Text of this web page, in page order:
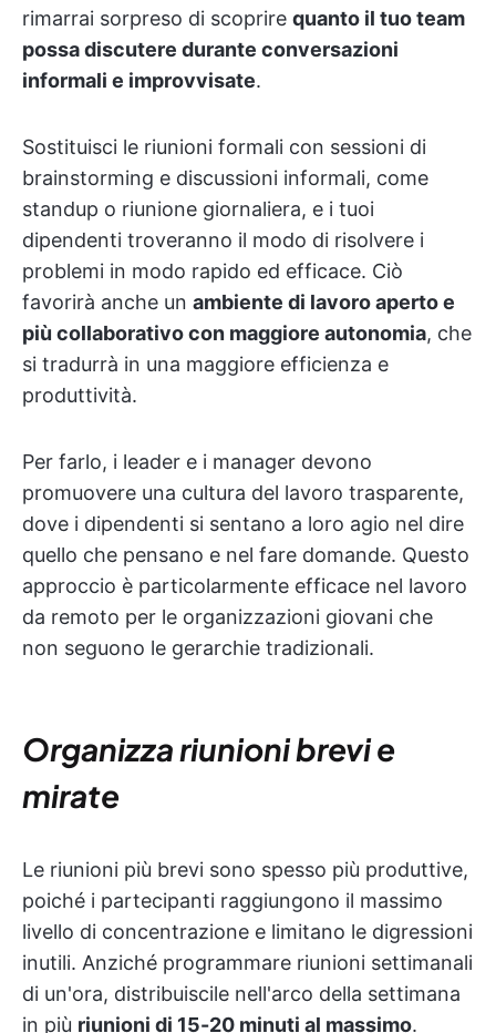
rimarrai sorpreso di scoprire quanto il tuo team
possa discutere durante conversazioni
informali e improvvisate.
Sostituisci le riunioni formali con sessioni di
brainstorming e discussioni informali, come
standup o riunione giornaliera, e i tuoi
dipendenti troveranno il modo di risolvere i
problemi in modo rapido ed efficace. Ciò
favorirà anche un ambiente di lavoro aperto e
più collaborativo con maggiore autonomia, che
si tradurrà in una maggiore efficienza e
produttività.
Per farlo, i leader e i manager devono
promuovere una cultura del lavoro trasparente,
dove i dipendenti si sentano a loro agio nel dire
quello che pensano e nel fare domande. Questo
approccio è particolarmente efficace nel lavoro
da remoto per le organizzazioni giovani che
non seguono le gerarchie tradizionali.
Organizza riunioni brevi e
mirate
Le riunioni più brevi sono spesso più produttive,
poiché i partecipanti raggiungono il massimo
livello di concentrazione e limitano le digressioni
inutili. Anziché programmare riunioni settimanali
di un'ora, distribuiscile nell'arco della settimana
in più riunioni di 15-20 minuti al massimo.